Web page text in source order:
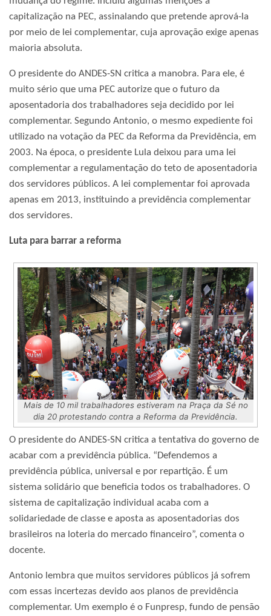
capitalização na PEC, assinalando que pretende aprová-la
por meio de lei complementar, cuja aprovação exige apenas
maioria absoluta.
O presidente do ANDES-SN critica a manobra. Para ele, é
muito sério que uma PEC autorize que o futuro da
aposentadoria dos trabalhadores seja decidido por lei
complementar. Segundo Antonio, o mesmo expediente foi
utilizado na votação da PEC da Reforma da Previdência, em
2003. Na época, o presidente Lula deixou para uma lei
complementar a regulamentação do teto de aposentadoria
dos servidores públicos. A lei complementar foi aprovada
apenas em 2013, instituindo a previdência complementar
dos servidores.
Luta para barrar a reforma
Mais de 10 mil trabalhadores estiveram na Praça da Sé no
dia 20 protestando contra a Reforma da Previdência.
O presidente do ANDES-SN critica a tentativa do governo de
acabar com a previdência pública. “Defendemos a
previdência pública, universal e por repartição. É um
sistema solidário que beneficia todos os trabalhadores. O
sistema de capitalização individual acaba com a
solidariedade de classe e aposta as aposentadorias dos
brasileiros na loteria do mercado financeiro”, comenta o
docente.
Antonio lembra que muitos servidores públicos já sofrem
com essas incertezas devido aos planos de previdência
complementar. Um exemplo é o Funpresp, fundo de pensão